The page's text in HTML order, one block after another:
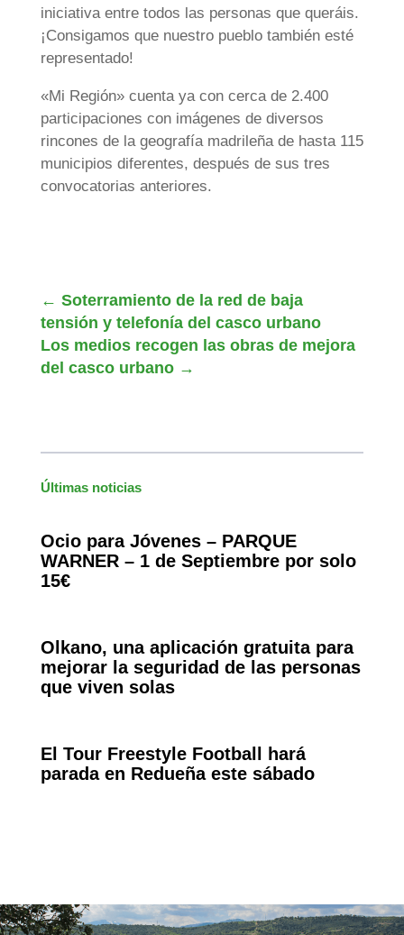
iniciativa entre todos las personas que queráis.
¡Consigamos que nuestro pueblo también esté
representado!
«Mi Región» cuenta ya con cerca de 2.400
participaciones con imágenes de diversos
rincones de la geografía madrileña de hasta 115
municipios diferentes, después de sus tres
convocatorias anteriores.
← Soterramiento de la red de baja
tensión y telefonía del casco urbano
Los medios recogen las obras de mejora
del casco urbano→
Últimas noticias
Ocio para Jóvenes – PARQUE
WARNER – 1 de Septiembre por solo
15€
Olkano, una aplicación gratuita para
mejorar la seguridad de las personas
que viven solas
El Tour Freestyle Football hará
parada en Redueña este sábado